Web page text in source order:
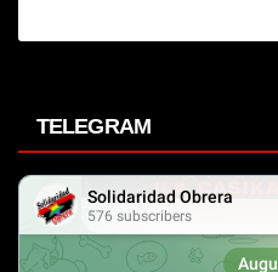
TELEGRAM